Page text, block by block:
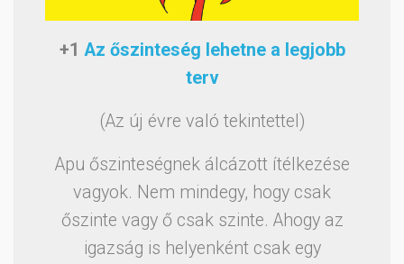
+1 Az őszinteség lehetne a legjobb
terv
(Az új évre való tekintettel)
Apu őszinteségnek álcázott ítélkezése
vagyok. Nem mindegy, hogy csak
őszinte vagy ő csak szinte. Ahogy az
igazság is helyenként csak egy